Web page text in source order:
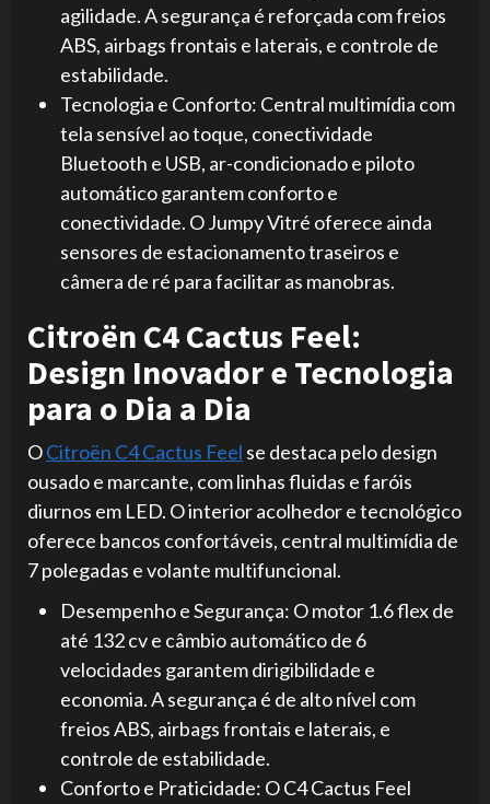
agilidade. A segurança é reforçada com freios
ABS, airbags frontais e laterais, e controle de
estabilidade.
Tecnologia e Conforto: Central multimídia com
tela sensível ao toque, conectividade
Bluetooth e USB, ar-condicionado e piloto
automático garantem conforto e
conectividade. O Jumpy Vitré oferece ainda
sensores de estacionamento traseiros e
câmera de ré para facilitar as manobras.
Citroën C4 Cactus Feel:
Design Inovador e Tecnologia
para o Dia a Dia
OCitroën C4 Cactus Feel se destaca pelo design
ousado e marcante, com linhas fluidas e faróis
diurnos em LED. O interior acolhedor e tecnológico
oferece bancos confortáveis, central multimídia de
7 polegadas e volante multifuncional.
Desempenho e Segurança: O motor 1.6 flex de
até 132 cv e câmbio automático de 6
velocidades garantem dirigibilidade e
economia. A segurança é de alto nível com
freios ABS, airbags frontais e laterais, e
controle de estabilidade.
Conforto e Praticidade: O C4 Cactus Feel